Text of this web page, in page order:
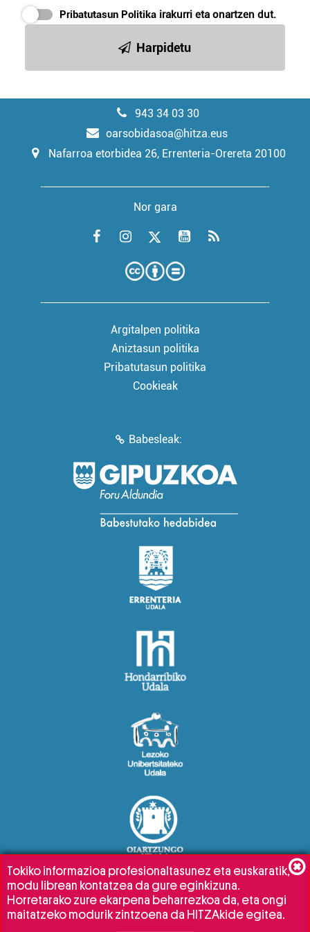
Pribatutasun Politika irakurri eta onartzen dut.
Harpidetu
943 34 03 30
oarsobidasoa@hitza.eus
Nafarroa etorbidea 26, Errenteria-Orereta 20100
Nor gara
Argitalpen politika
Aniztasun politika
Pribatutasun politika
Cookieak
Babesleak:
Tokiko informazioa profesionaltasunez eta euskaratik,
modu librean kontatzea da gure eginkizuna.
Horretarako zure ekarpena beharrezkoa da, eta ongi
maitatzeko modurik zintzoena da HITZAkide egitea.